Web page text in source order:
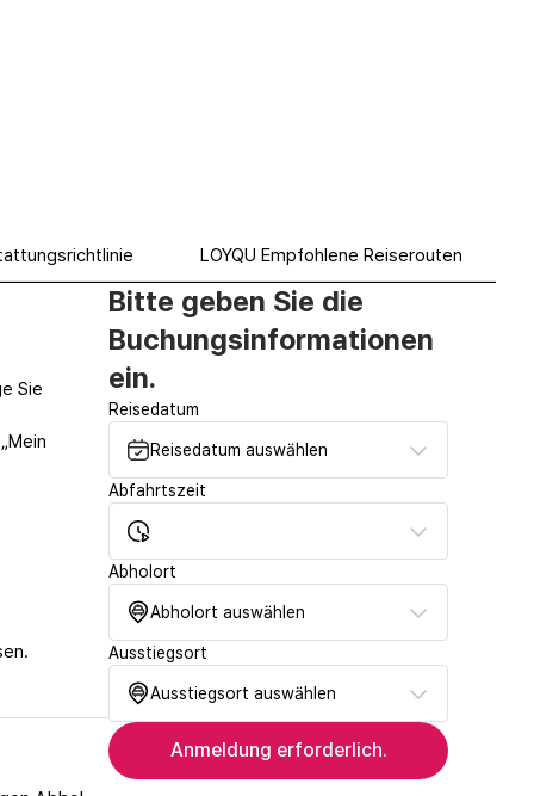
LOYQU Empfohlene Reiserouten
Sie
Bitte geben Sie die
Buchungsinformationen
ein.
Reisedatum
Reisedatum auswählen
Abfahrtszeit
Abholort
Abholort auswählen
Ausstiegsort
Ausstiegsort auswählen
Anmeldung erforderlich.